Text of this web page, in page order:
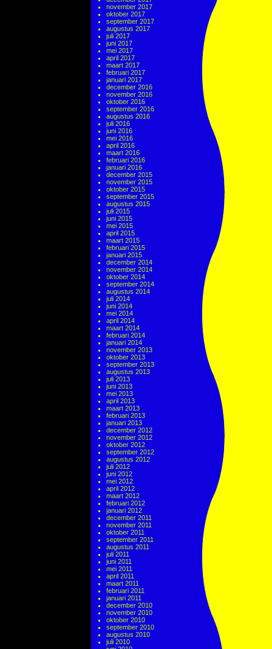
november 2017
oktober 2017
september 2017
augustus 2017
juli 2017
juni 2017
mei 2017
april 2017
maart 2017
februari 2017
januari 2017
december 2016
november 2016
oktober 2016
september 2016
augustus 2016
juli 2016
juni 2016
mei 2016
april 2016
maart 2016
februari 2016
januari 2016
december 2015
november 2015
oktober 2015
september 2015
augustus 2015
juli 2015
juni 2015
mei 2015
april 2015
maart 2015
februari 2015
januari 2015
december 2014
november 2014
oktober 2014
september 2014
augustus 2014
juli 2014
juni 2014
mei 2014
april 2014
maart 2014
februari 2014
januari 2014
november 2013
oktober 2013
september 2013
augustus 2013
juli 2013
juni 2013
mei 2013
april 2013
maart 2013
februari 2013
januari 2013
december 2012
november 2012
oktober 2012
september 2012
augustus 2012
juli 2012
juni 2012
mei 2012
april 2012
maart 2012
februari 2012
januari 2012
december 2011
november 2011
oktober 2011
september 2011
augustus 2011
juli 2011
juni 2011
mei 2011
april 2011
maart 2011
februari 2011
januari 2011
december 2010
november 2010
oktober 2010
september 2010
augustus 2010
juli 2010